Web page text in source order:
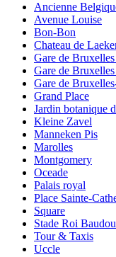
Ancienne
Avenue Louise
Bon-Bon
Chateau de
Gare de
Gare de
Gare de
Grand Place
Jardin botanique
Kleine Zavel
Manneken Pis
Marolles
Montgomery
Oceade
Palais royal
Place Sainte-
Square
Stade Roi
Tour & Taxis
Uccle